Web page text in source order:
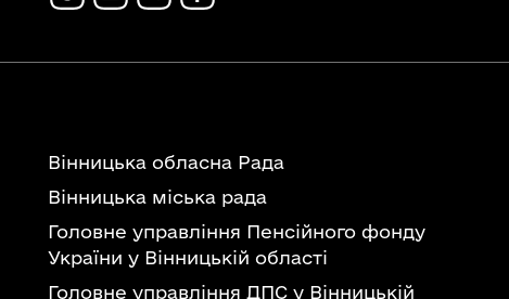
Вінницька обласна Рада
Вінницька міська рада
Головне управління Пенсійного фонду
України у Вінницькій області
Головне управління ДПС у Вінницькій